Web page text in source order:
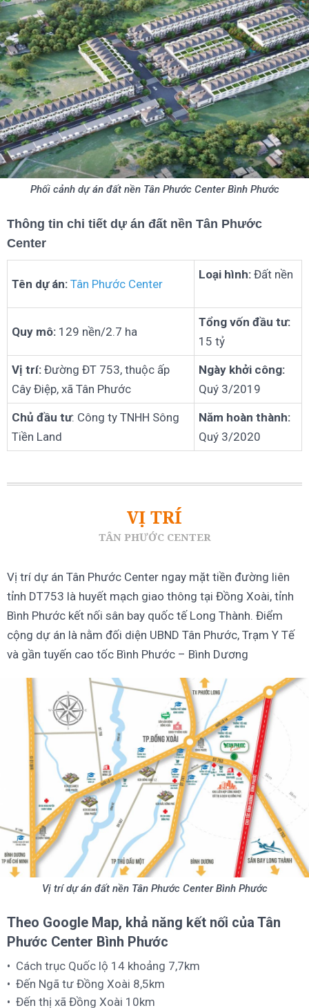
Phối cảnh dự án đất nền Tân Phước Center Bình Phước
Thông tin chi tiết dự án đất nền Tân Phước
Center
Tên dự án: Tân Phước Center
Loại hình: Đất nền
Quy mô: 129 nền/2.7 ha
Tổng vốn đầu tư:
15 tỷ
Vị trí: Đường ĐT 753, thuộc ấp
Cây Điệp, xã Tân Phước
Ngày khởi công:
Quý 3/2019
Chủ đầu tư: Công ty TNHH Sông
Tiền Land
Năm hoàn thành:
Quý 3/2020
VỊ TRÍ
TÂN PHƯỚC CENTER
Vị trí dự án Tân Phước Center ngay mặt tiền đường liên
tỉnh DT753 là huyết mạch giao thông tại Đồng Xoài, tỉnh
Bình Phước kết nối sân bay quốc tế Long Thành. Điểm
cộng dự án là nằm đối diện UBND Tân Phước, Trạm Y Tế
và gần tuyến cao tốc Bình Phước – Bình Dương
Vị trí dự án đất nền Tân Phước Center Bình Phước
Theo Google Map, khả năng kết nối của Tân
Phước Center Bình Phước
Cách trục Quốc lộ 14 khoảng 7,7km
Đến Ngã tư Đồng Xoài 8,5km
Đến thị xã Đồng Xoài 10km